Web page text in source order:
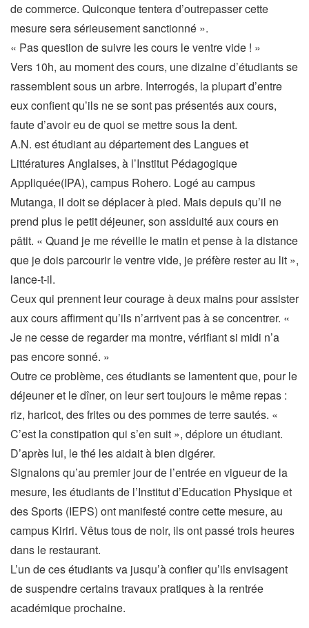
de commerce. Quiconque tentera d’outrepasser cette
mesure sera sérieusement sanctionné ».
« Pas question de suivre les cours le ventre vide ! »
Vers 10h, au moment des cours, une dizaine d’étudiants se
rassemblent sous un arbre. Interrogés, la plupart d’entre
eux confient qu’ils ne se sont pas présentés aux cours,
faute d’avoir eu de quoi se mettre sous la dent.
A.N. est étudiant au département des Langues et
Littératures Anglaises, à l’Institut Pédagogique
Appliquée(IPA), campus Rohero. Logé au campus
Mutanga, il doit se déplacer à pied. Mais depuis qu’il ne
prend plus le petit déjeuner, son assiduité aux cours en
pâtit. « Quand je me réveille le matin et pense à la distance
que je dois parcourir le ventre vide, je préfère rester au lit »,
lance-t-il.
Ceux qui prennent leur courage à deux mains pour assister
aux cours affirment qu’ils n’arrivent pas à se concentrer. «
Je ne cesse de regarder ma montre, vérifiant si midi n’a
pas encore sonné. »
Outre ce problème, ces étudiants se lamentent que, pour le
déjeuner et le dîner, on leur sert toujours le même repas :
riz, haricot, des frites ou des pommes de terre sautés. «
C’est la constipation qui s’en suit », déplore un étudiant.
D’après lui, le thé les aidait à bien digérer.
Signalons qu’au premier jour de l’entrée en vigueur de la
mesure, les étudiants de l’Institut d’Education Physique et
des Sports (IEPS) ont manifesté contre cette mesure, au
campus Kiriri. Vêtus tous de noir, ils ont passé trois heures
dans le restaurant.
L’un de ces étudiants va jusqu’à confier qu’ils envisagent
de suspendre certains travaux pratiques à la rentrée
académique prochaine.